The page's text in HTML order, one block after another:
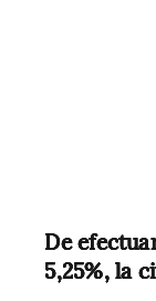
De
5,25%, la